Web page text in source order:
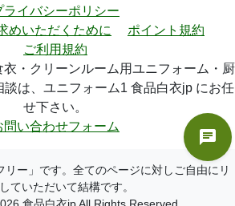
ライバシーポリシー
めいただくために
ポイント規約
ご利用規約
・クリーンルーム用ユニフォーム・厨
談は、ユニフォーム1 食品白衣jp にお任
せ下さい。
問い合わせフォーム
ー」です。全てのページに対しご自由にリ
ていただいて結構です。